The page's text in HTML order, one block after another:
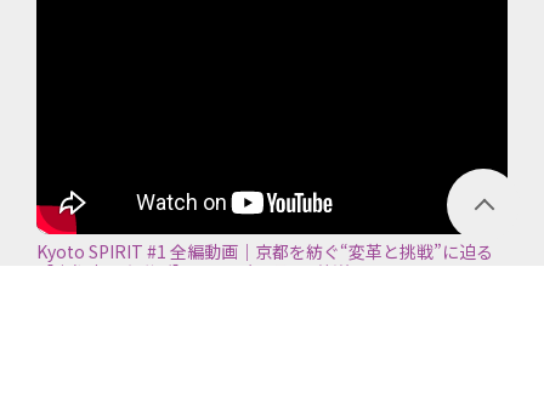
Kyoto SPIRIT #1 全編動画｜京都を紡ぐ“変革と挑戦”に迫る
【京都商工会議所】＜2026年7月5日放送＞